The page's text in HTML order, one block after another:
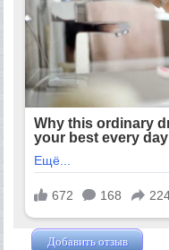
Добавить отзыв